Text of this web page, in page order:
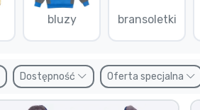
bluzy bransoletki
Dostępność Oferta specjalna